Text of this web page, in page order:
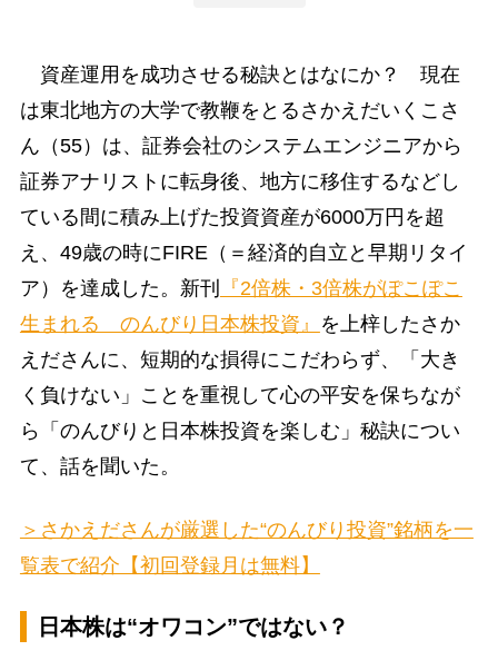
資産運用を成功させる秘訣とはなにか？ 現在
は東北地方の大学で教鞭をとるさかえだいくこさ
ん（55）は、証券会社のシステムエンジニアから
証券アナリストに転身後、地方に移住するなどし
ている間に積み上げた投資資産が6000万円を超
え、49歳の時にFIRE（＝経済的自立と早期リタイ
ア）を達成した。新刊
『2倍株・3倍株がぽこぽこ
生まれる のんびり日本株投資』
を上梓したさか
えださんに、短期的な損得にこだわらず、「大き
く負けない」ことを重視して心の平安を保ちなが
ら「のんびりと日本株投資を楽しむ」秘訣につい
て、話を聞いた。
＞さかえださんが厳選した“のんびり投資”銘柄を一
覧表で紹介【初回登録月は無料】
日本株は“オワコン”ではない？